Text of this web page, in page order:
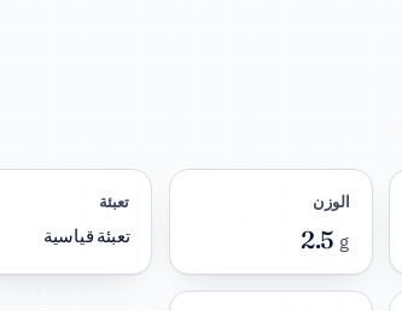
الوزن
2.5 g
تعبئة
تعبئة قياسية